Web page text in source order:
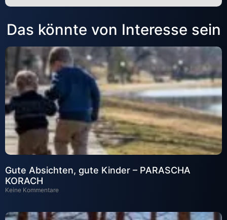
Alternative:
Das könnte von Interesse sein
Gute Absichten, gute Kinder – PARASCHA
KORACH
Keine Kommentare